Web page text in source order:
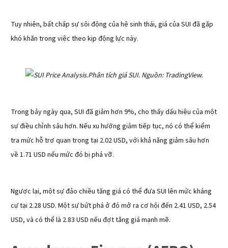
Tuy nhiên, bất chấp sự sôi động của hệ sinh thái, giá của SUI đã gặp
khó khăn trong việc theo kịp động lực này.
Phân tích giá SUI. Nguồn: TradingView.
Trong bảy ngày qua, SUI đã giảm hơn 9%, cho thấy dấu hiệu của một
sự điều chỉnh sâu hơn. Nếu xu hướng giảm tiếp tục, nó có thể kiểm
tra mức hỗ trợ quan trọng tại 2.02 USD, với khả năng giảm sâu hơn
về 1.71 USD nếu mức đó bị phá vỡ.
Ngược lại, một sự đảo chiều tăng giá có thể đưa SUI lên mức kháng
cự tại 2.28 USD. Một sự bứt phá ở đó mở ra cơ hội đến 2.41 USD, 2.54
USD, và có thể là 2.83 USD nếu đợt tăng giá mạnh mẽ.